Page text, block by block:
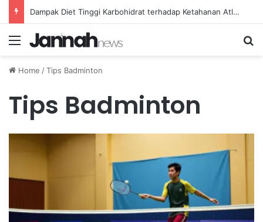
Dampak Diet Tinggi Karbohidrat terhadap Ketahanan Atlet Lari Jarak Jauh
Menu
Home /Tips Badminton
Tips Badminton